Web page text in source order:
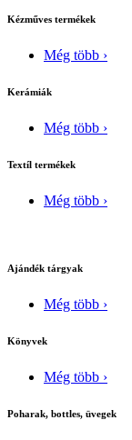
Kézműves termékek
Még több ›
Kerámiák
Még több ›
Textíl termékek
Még több ›
Ajándék tárgyak
Még több ›
Könyvek
Még több ›
Poharak, bottles, üvegek